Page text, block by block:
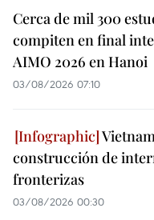
Cerca de mil 300
compiten en final
AIMO 2026 en Hanoi
03/08/2026 07:10
construcción de
fronterizas
03/08/2026 00:30